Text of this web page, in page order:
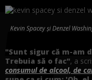
Kevin Spacey și Denzel
"Sunt sigur că m-am
Trebuia să o fac", a
consumul de alcool, de